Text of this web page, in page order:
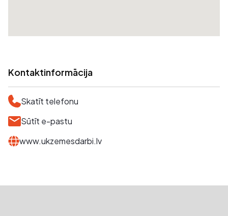
Kontaktinformācija
Skatīt telefonu
Sūtīt e-pastu
www.ukzemesdarbi.lv